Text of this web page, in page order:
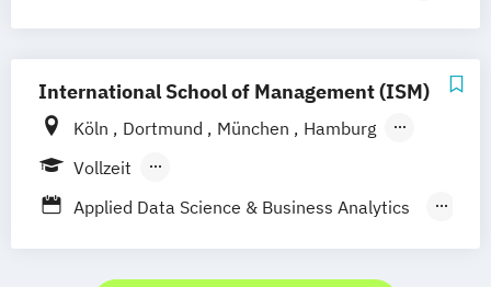
International School of Management (ISM)
Köln Dortmund München
Hamburg
Stuttgart
Vollzeit
Berufsbegleitendes Präsenzstudium
Applied Data Science & Business Analytics